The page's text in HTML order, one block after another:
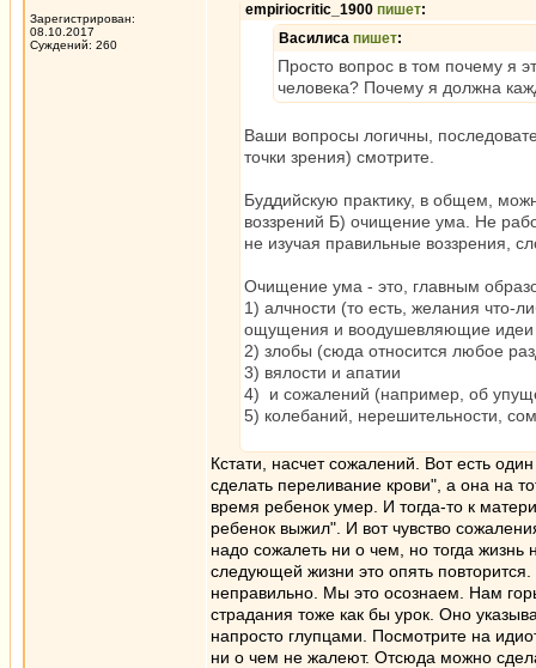
Зарегистрирован:
08.10.2017
Суждений: 260
empiriocritic_1900 пишет:
Василиса пишет:
Просто вопрос в том почему я
человека? Почему я должна
Ваши вопросы логичны,
точки зрения) смотрите.
Буддийскую практику, в общем,
воззрений Б) очищение ума. Не
не изучая правильные воззрения,
Очищение ума - это, главным
1) алчности (то есть, желания что-
ощущения и воодушевляющие идеи
2) злобы (сюда относится любое
3) вялости и апатии
4) и сожалений (например, об
5) колебаний, нерешительности,
Кстати, насчет сожалений. Вот есть
сделать переливание крови", а она на
время ребенок умер. И тогда-то к
ребенок выжил". И вот чувство
надо сожалеть ни о чем, но тогда
следующей жизни это опять
неправильно. Мы это осознаем. Нам
страдания тоже как бы урок. Оно
напросто глупцами. Посмотрите на
ни о чем не жалеют. Отсюда можно